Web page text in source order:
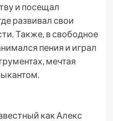
и посещал
развивал свои
Также, в свободное
пения и играл
мечтая
как Алекс